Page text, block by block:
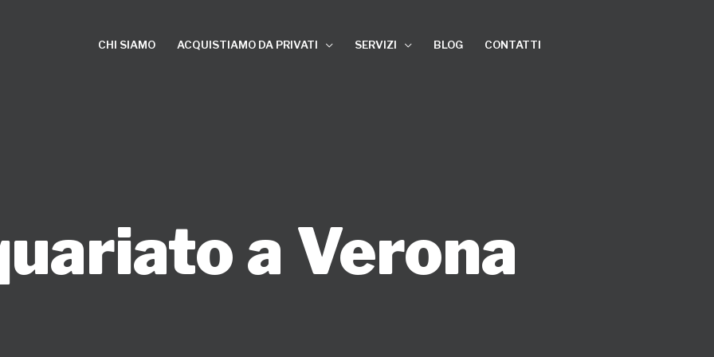
CHI SIAMO ACQUISTIAMO DA PRIVATI SERVIZI BLOG CONTATTI
a Verona